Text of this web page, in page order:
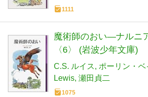
1111
魔術師のおい―ナルニ
〈6〉 (岩波少年文庫)
C.S. ルイス ポーリン・ベ
Lewis 瀬田貞二
1075